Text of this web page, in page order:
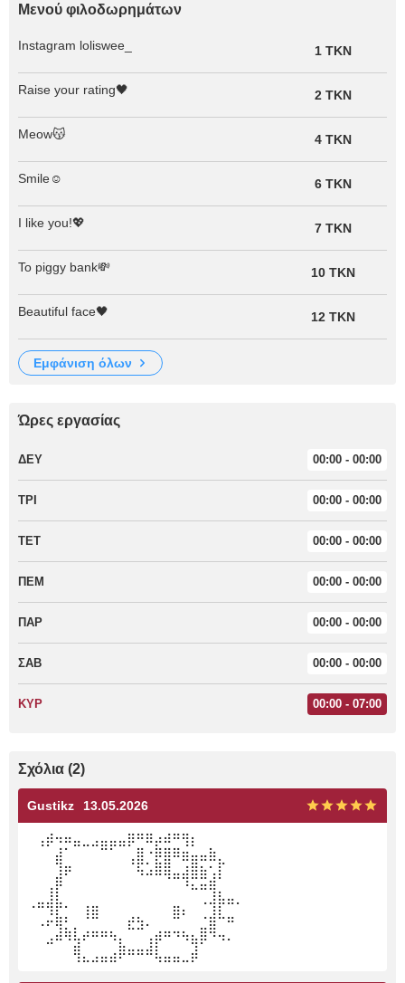
Μενού φιλοδωρημάτων
Instagram loliswee_ 1 TKN
Raise your rating🖤 2 TKN
Meow😽 4 TKN
Smile☺️ 6 TKN
I like you!💖 7 TKN
To piggy bank💸 10 TKN
Beautiful face🖤 12 TKN
εμφάνιση όλων
Ώρες εργασίας
ΔΕΥ 00:00 - 00:00
ΤΡΙ 00:00 - 00:00
ΤΕΤ 00:00 - 00:00
ΠΕΜ 00:00 - 00:00
ΠΑΡ 00:00 - 00:00
ΣΑΒ 00:00 - 00:00
ΚΥΡ 00:00 - 07:00
Σχόλια (2)
Gustikz 13.05.2026
⠀⢠⡾⠲⠶⣤⣀⣠⣤⣤⣤⡿⠛⠿⡴⠾⠛⢻⡆⠀⠀⠀
⠀⠀⠀⣼⠁⠀⠀⠀⠉⠁⠀⢀⣿⠐⡿⣿⠿⣶⣤⣤⣷⡀⠀⠀
⠀⠀⠀⢹⡶⠀⠀⠀⠀⠀⠀⠈⢯⣡⣿⣿⣀⣰⣿⣦⢂⡏⠀⠀
⠀⠀⢀⡿⠀⠀⠀⠀⠀⠀⠀⠀⠀⠀⠀⠈⠉⠹⣍⣭⣾⠁⠀⠀
⠀⣀⣸⣇⠀⠀⠀⠀⠀⠀⠀⠀⠀⠀⠀⠀⠀⠀⠀⢀⣸⣧⣤⡀
⠈⠉⠹⣏⡁⠀⢸⣿⠀⠀⠀⢀⡀⠀⠀⠀⣿⠆⠀⢀⣸⣇⣀⠀
⠀⠐⠋⢻⣅⡄⢀⣀⣀⡀⠀⠯⠽⠂⢀⣀⣀⡀⠀⣤⣿⠀⠉⠀
⠀⠀⠴⠛⠙⣳⠋⠉⠉⠙⣆⠀⠀⢰⡟⠉⠈⠙⢷⠟⠈⠙⠂⠀
⠀⠀⠀⠀⠀⢻⣄⣠⣤⣴⠟⠛⠛⠛⢧⣤⣤⣀⡾⠀⠀⠀⠀